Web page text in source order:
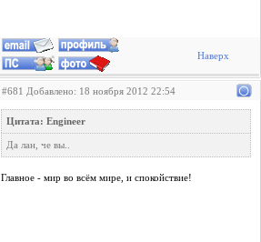
Наверх
#681 Добавлено: 18 ноября 2012 22:54
Цитата: Engineer
Да лан, че вы..
Главное - мир во всём мире, и спокойствие!